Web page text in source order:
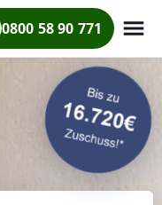
0800 58 90 771